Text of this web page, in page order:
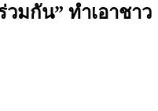
มกัน” ทำเอาชาว